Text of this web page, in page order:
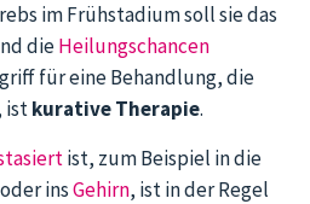
im Frühstadium soll sie das
dieHeilungschancen
für eine Behandlung, die
istkurative Therapie.
ist, zum Beispiel in die
oder insGehirn, ist in der Regel